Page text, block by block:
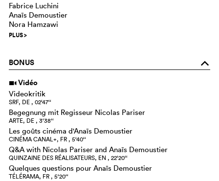
Fabrice Luchini
Anaïs Demoustier
Nora Hamzawi
PLUS>
BONUS o
i Vidéo
Videokritik
SRF, DE , 02‘47‘‘
Begegnung mit Regisseur Nicolas Pariser
ARTE, DE , 3‘38‘‘
Les goûts cinéma d'Anaïs Demoustier
CINÉMA CANAL+, FR , 5‘40‘‘
Q&A with Nicolas Pariser and Anaïs Demoustier
QUINZAINE DES RÉALISATEURS, EN , 22‘20‘‘
Quelques questions pour Anaïs Demoustier
TÉLÉRAMA, FR , 5‘20‘‘